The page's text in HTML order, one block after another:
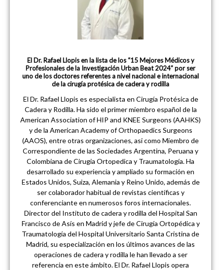
El Dr. Rafael Llopis en la lista de los “15 Mejores Médicos y
Profesionales de la Investigación Urban Beat 2024” por ser
uno de los doctores referentes a nivel nacional e internacional
de la cirugía protésica de cadera y rodilla
El Dr. Rafael Llopis es especialista en Cirugía Protésica de
Cadera y Rodilla. Ha sido el primer miembro español de la
American Association of HIP and KNEE Surgeons (AAHKS)
y de la American Academy of Orthopaedics Surgeons
(AAOS), entre otras organizaciones, asi como Miembro de
Correspondiente de las Sociedades Argentina, Peruana y
Colombiana de Cirugia Ortopedica y Traumatología. Ha
desarrollado su experiencia y ampliado su formación en
Estados Unidos, Suiza, Alemania y Reino Unido, además de
ser colaborador habitual de revistas científicas y
conferenciante en numerosos foros internacionales.
Director del Instituto de cadera y rodilla del Hospital San
Francisco de Asís en Madrid y jefe de Cirugía Ortopédica y
Traumatología del Hospital Universitario Santa Cristina de
Madrid, su especialización en los últimos avances de las
operaciones de cadera y rodilla le han llevado a ser
referencia en este ámbito. El Dr. Rafael Llopis opera